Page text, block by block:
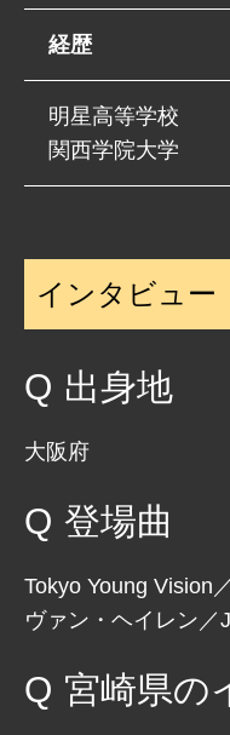
経歴
明星高等学校
関西学院大学
インタビュー
出身地
大阪府
登場曲
Tokyo Young Vision
ヴァン・ヘイレン／
宮崎県の